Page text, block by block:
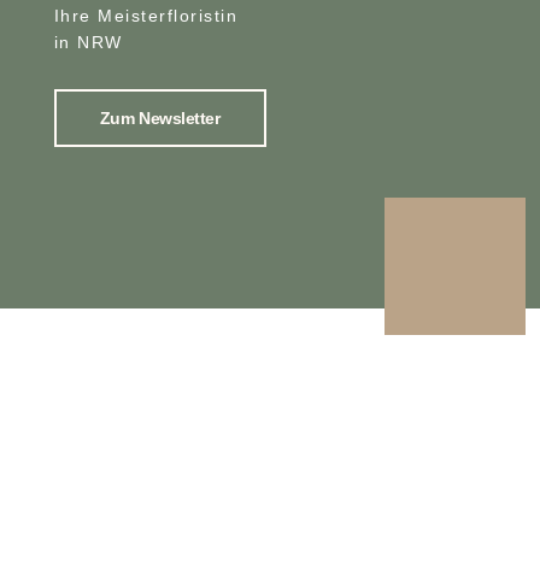
Ihre Meisterfloristin
in NRW
Zum Newsletter